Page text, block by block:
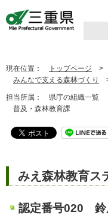
現在位置： トップページ >
みんなで支える森林づくり
担当所属： 県庁の組織一覧
普及・森林教育課
みえ森林教育ス
認定番号020 鈴